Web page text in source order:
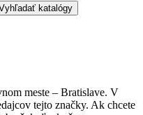
meste – Bratislave. V
tejto značky. Ak chcete